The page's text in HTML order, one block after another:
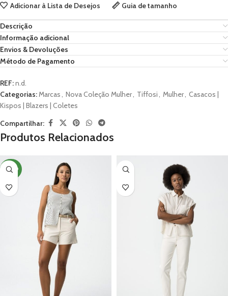
Adicionar à Lista de Desejos Guia de tamanho
Descrição
Informação adicional
Envios & Devoluções
Método de Pagamento
REF:n.d.
Categorias:Marcas, Nova Coleção Mulher, Tiffosi, Mulher, Casacos |
Kispos | Blazers | Coletes
Compartilhar:
Produtos Relacionados
NOVO